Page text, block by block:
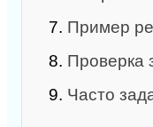
7. Пример
8. Проверка
9. Часто